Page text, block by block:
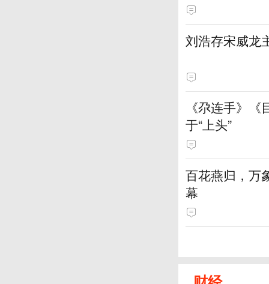
刘浩存宋威龙
《尕连手》
于“上头”
百花燕归，万
幕